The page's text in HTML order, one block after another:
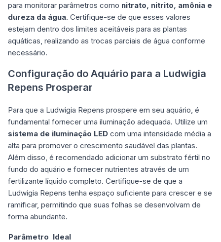
para monitorar parâmetros como nitrato, nitrito, amônia e
dureza da água. Certifique-se de que esses valores
estejam dentro dos limites aceitáveis para as plantas
aquáticas, realizando as trocas parciais de água conforme
necessário.
Configuração do Aquário para a Ludwigia
Repens Prosperar
Para que a Ludwigia Repens prospere em seu aquário, é
fundamental fornecer uma iluminação adequada. Utilize um
sistema de iluminação LED com uma intensidade média a
alta para promover o crescimento saudável das plantas.
Além disso, é recomendado adicionar um substrato fértil no
fundo do aquário e fornecer nutrientes através de um
fertilizante líquido completo. Certifique-se de que a
Ludwigia Repens tenha espaço suficiente para crescer e se
ramificar, permitindo que suas folhas se desenvolvam de
forma abundante.
Parâmetro Ideal